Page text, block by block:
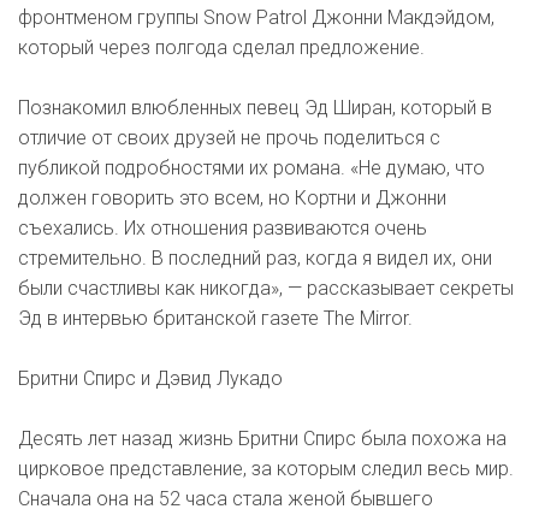
фронтменом группы Snow Patrol Джонни Макдэйдом,
который через полгода сделал предложение.
Познакомил влюбленных певец Эд Ширан, который в
отличие от своих друзей не прочь поделиться с
публикой подробностями их романа. «Не думаю, что
должен говорить это всем, но Кортни и Джонни
съехались. Их отношения развиваются очень
стремительно. В последний раз, когда я видел их, они
были счастливы как никогда», — рассказывает секреты
Эд в интервью британской газете The Mirror.
Бритни Спирс и Дэвид Лукадо
Десять лет назад жизнь Бритни Спирс была похожа на
цирковое представление, за которым следил весь мир.
Сначала она на 52 часа стала женой бывшего